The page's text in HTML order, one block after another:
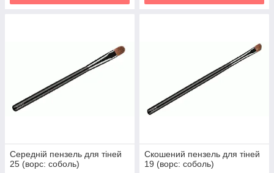
Середній пензель для тіней
25 (ворс: соболь)
Скошений пензель для тіней
19 (ворс: соболь)